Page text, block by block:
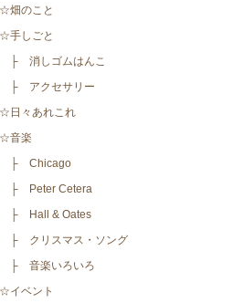
畑のこと
手しごと
消しゴムはんこ
アクセサリー
日々あれこれ
音楽
Chicago
Peter Cetera
Hall & Oates
クリスマス・ソング
音楽いろいろ
イベント